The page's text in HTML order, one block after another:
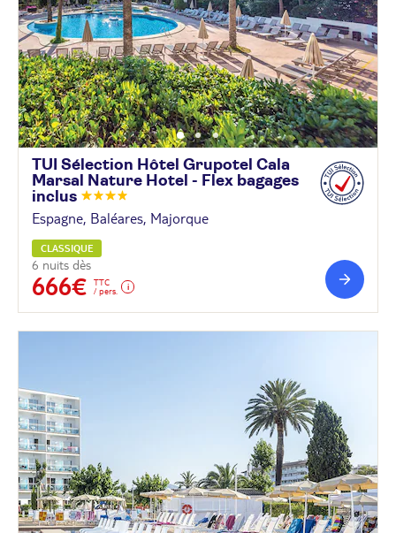
TUI Sélection Hôtel Grupotel Cala
Marsal Nature Hotel - Flex bagages
inclus
Espagne, Baléares, Majorque
CLASSIQUE
6 nuits dès
666€
TTC
/ pers.